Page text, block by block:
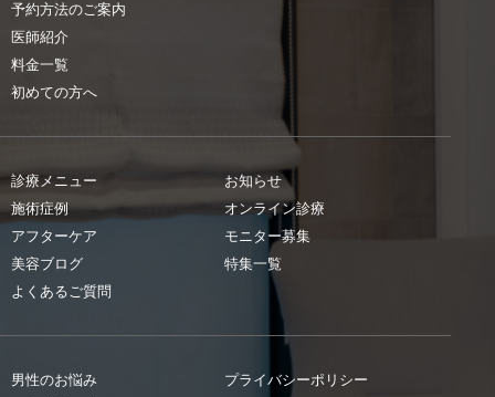
予約方法のご案内
医師紹介
料金一覧
初めての方へ
診療メニュー
施術症例
アフターケア
美容ブログ
よくあるご質問
お知らせ
オンライン診療
モニター募集
特集一覧
男性のお悩み
プライバシーポリシー